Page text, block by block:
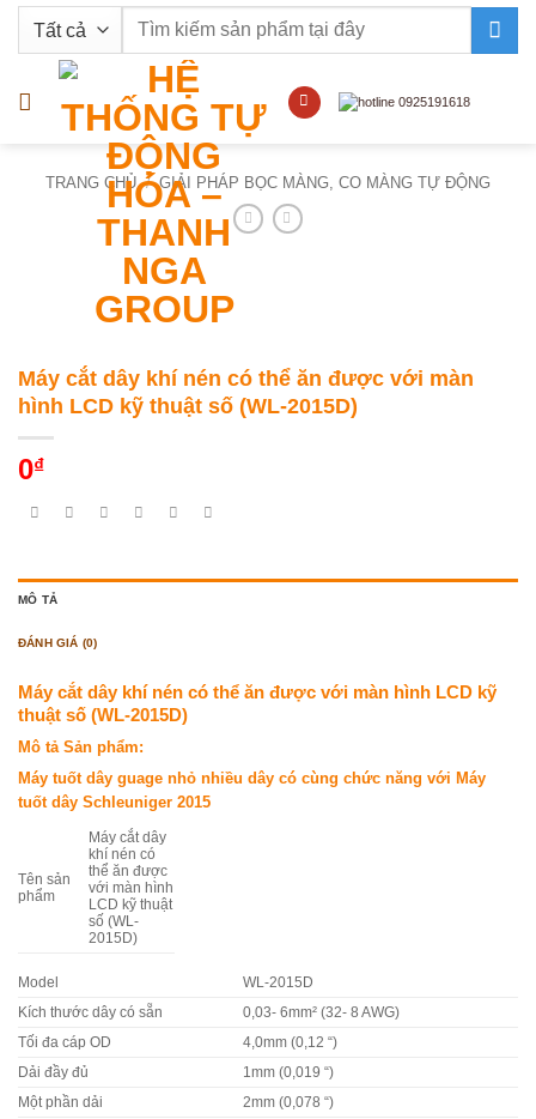
nội
Tìm
TRANG CHỦ / GIẢI PHÁP BỌC MÀNG, CO MÀNG TỰ ĐỘNG
Máy cắt dây khí nén có thể ăn được với màn
hình LCD kỹ thuật số (WL-2015D)
0₫
MÔ TẢ
ĐÁNH GIÁ (0)
Máy cắt dây khí nén có thể ăn được với màn hình LCD kỹ
thuật số (WL-2015D)
Mô tả Sản phẩm:
Máy tuốt dây guage nhỏ nhiều dây có cùng chức năng với Máy
tuốt dây Schleuniger 2015
Tên sản
phẩm
Máy cắt dây
khí nén có
thể ăn được
với màn hình
LCD kỹ thuật
số (WL-
2015D)
Model WL-2015D
Kích thước dây có sẵn 0,03- 6mm² (32- 8 AWG)
Tối đa cáp OD 4,0mm (0,12 “)
Dải đầy đủ 1mm (0,019 “)
Một phần dải 2mm (0,078 “)